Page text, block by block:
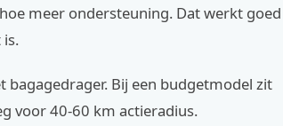
meer ondersteuning. Dat werkt goed
bagagedrager. Bij een budgetmodel zit
voor 40-60 km actieradius.